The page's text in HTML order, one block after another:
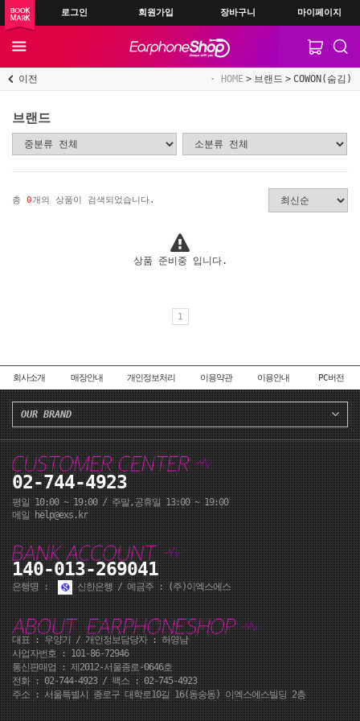
로그인 회원가입 장바구니 마이페이지
이전 HOME 브랜드 COWON(숨김)
브랜드
총 0개의 상품이 검색되었습니다.
상품 준비중 입니다.
1
회사소개 매장안내 개인정보처리 이용약관 이용안내 PC버전
OUR BRAND
02-744-4923
평일 10:00 ~ 19:00 / 주말,공휴일 13:00 ~ 19:00
메일 help@exs.kr
140-013-269041
은행명 : 신한은행 / 예금주 : (주)이엑스에스
대표 : 우양기 / 개인정보담당자 : 허영남
사업자번호 : 101-86-72946
통신판매업 : 제2012-서울종로-0646호
전화 :02-744-4923/ 팩스 : 02-745-4923
주소 : 서울특별시 종로구 대학로10길 16(동숭동) 이엑스에스빌딩 2층